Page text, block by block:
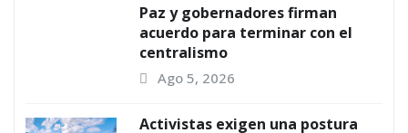
Paz y gobernadores firman
acuerdo para terminar con el
centralismo
Ago 5, 2026
Activistas exigen una postura